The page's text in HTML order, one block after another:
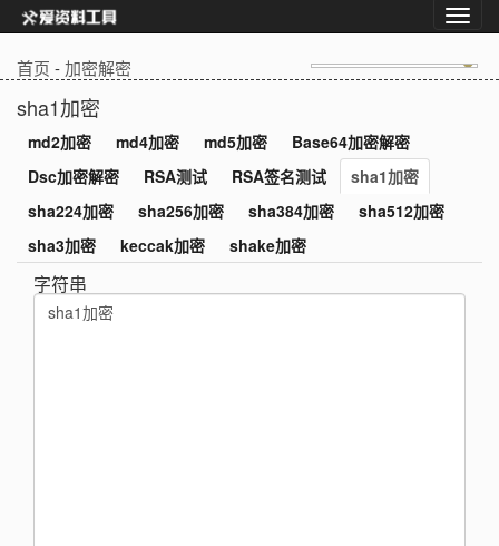
首页 -加密解密
sha1加密
md2加密 md4加密 md5加密
Base64加密解密
Dsc加密解密
RSA测试 RSA签名测试
sha1加密
sha224加密
sha256加密 sha384加密
sha512加密
sha3加密
keccak加密 shake加密
字符串